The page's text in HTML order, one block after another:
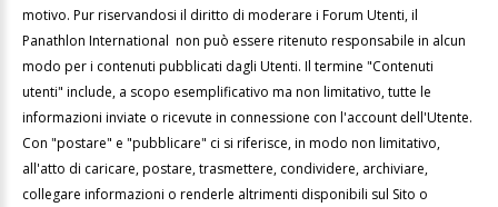
motivo. Pur riservandosi il diritto di moderare i Forum Utenti, il
Panathlon International non può essere ritenuto responsabile in alcun
modo per i contenuti pubblicati dagli Utenti. Il termine "Contenuti
utenti" include, a scopo esemplificativo ma non limitativo, tutte le
informazioni inviate o ricevute in connessione con l'account dell'Utente.
Con "postare" e "pubblicare" ci si riferisce, in modo non limitativo,
all'atto di caricare, postare, trasmettere, condividere, archiviare,
collegare informazioni o renderle altrimenti disponibili sul Sito o